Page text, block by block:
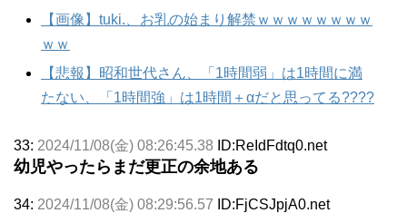
【画像】tuki.、お乳の始まり解禁ｗｗｗｗｗｗｗｗ
ｗｗ
【悲報】昭和世代さん、「1時間弱」は1時間に満
たない、「1時間強」は1時間＋αだと思ってる????
33: 2024/11/08(金) 08:26:45.38 ID:ReIdFdtq0.net
幼児やったらまだ更正の余地ある
34: 2024/11/08(金) 08:29:56.57 ID:FjCSJpjA0.net